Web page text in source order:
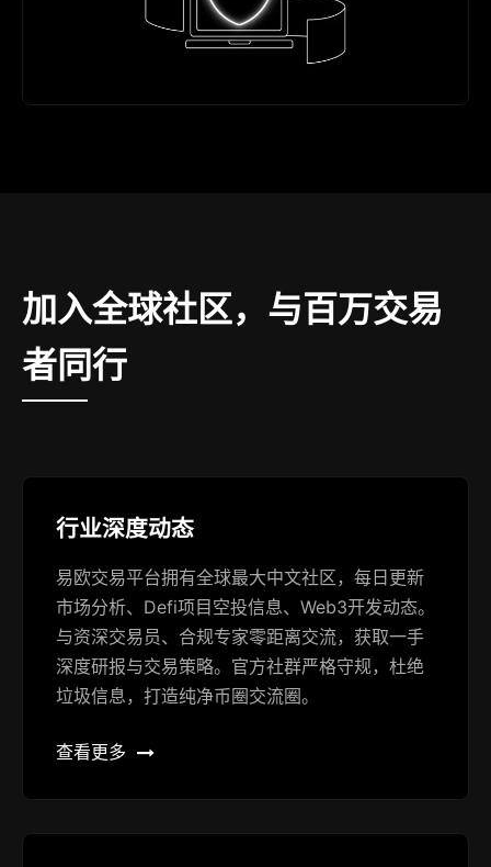
加入全球社区，与百万交易
者同行
行业深度动态
易欧交易平台拥有全球最大中文社区，每日更新
市场分析、Defi项目空投信息、Web3开发动态。
与资深交易员、合规专家零距离交流，获取一手
深度研报与交易策略。官方社群严格守规，杜绝
垃圾信息，打造纯净币圈交流圈。
查看更多